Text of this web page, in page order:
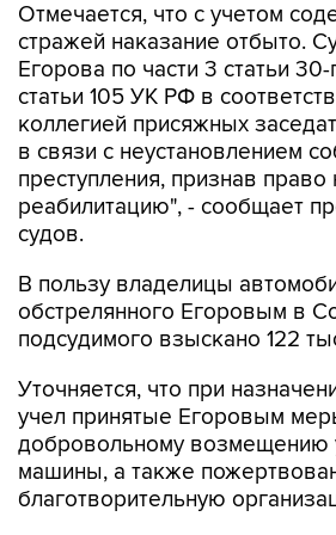
Отмечается, что с учетом
стражей наказание отбыто.
Егорова по части 3 статьи 30-
статьи 105 УК РФ в
коллегией присяжных
в связи с неустановлением
преступления, признав право
реабилитацию", - сообщает
судов.
В пользу владелицы
обстрелянного Егоровым в
подсудимого взыскано 122
Уточняется, что при
учел принятые Егоровым
добровольному возмещению
машины, а также
благотворительную